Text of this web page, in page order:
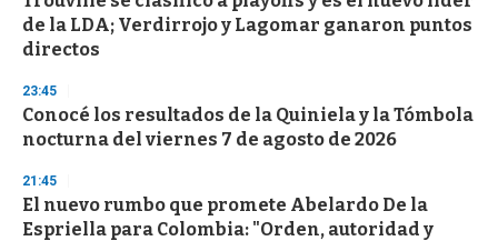
de la LDA; Verdirrojo y Lagomar ganaron puntos
directos
23:45
Conocé los resultados de la Quiniela y la Tómbola
nocturna del viernes 7 de agosto de 2026
21:45
El nuevo rumbo que promete Abelardo De la
Espriella para Colombia: "Orden, autoridad y